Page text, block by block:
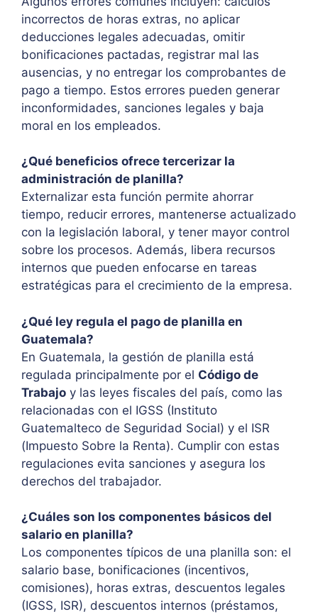
incorrectos de horas extras, no aplicar
deducciones legales adecuadas, omitir
bonificaciones pactadas, registrar mal las
ausencias, y no entregar los comprobantes de
pago a tiempo. Estos errores pueden generar
inconformidades, sanciones legales y baja
moral en los empleados.
¿Qué beneficios ofrece tercerizar la
administración de planilla?
Externalizar esta función permite ahorrar
tiempo, reducir errores, mantenerse actualizado
con la legislación laboral, y tener mayor control
sobre los procesos. Además, libera recursos
internos que pueden enfocarse en tareas
estratégicas para el crecimiento de la empresa.
¿Qué ley regula el pago de planilla en
Guatemala?
En Guatemala, la gestión de planilla está
regulada principalmente por el Código de
Trabajo y las leyes fiscales del país, como las
relacionadas con el IGSS (Instituto
Guatemalteco de Seguridad Social) y el ISR
(Impuesto Sobre la Renta). Cumplir con estas
regulaciones evita sanciones y asegura los
derechos del trabajador.
¿Cuáles son los componentes básicos del
salario en planilla?
Los componentes típicos de una planilla son: el
salario base, bonificaciones (incentivos,
comisiones), horas extras, descuentos legales
(IGSS, ISR), descuentos internos (préstamos,